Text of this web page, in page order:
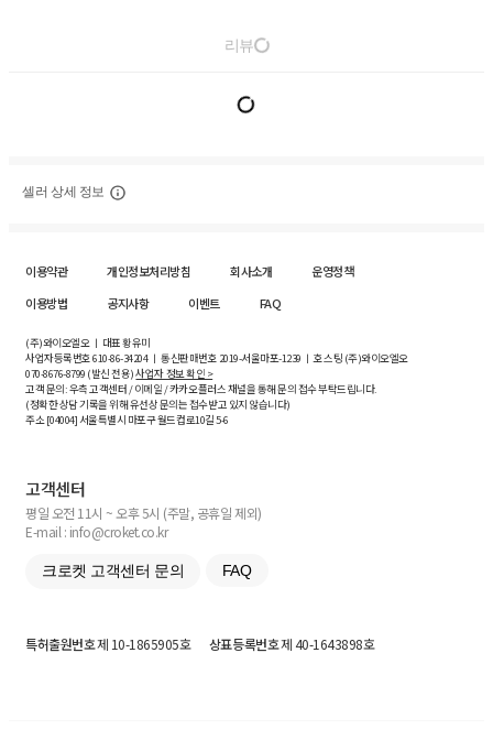
리뷰
셀러 상세 정보
이용약관 개인정보처리방침 회사소개
운영정책
이용방법
공지사항 이벤트 FAQ
(주)와이오엘오 ㅣ 대표 황유미
사업자등록번호610-86-34204ㅣ 통신판매번호 2019-서울마포-1239 ㅣ 호스팅 (주)와이오엘오
070-8676-8799 (발신 전용)사업자 정보 확인 >
고객 문의: 우측 고객센터 / 이메일 / 카카오플러스 채널을 통해 문의 접수 부탁드립니다.
(정확한 상담 기록을 위해 유선상 문의는 접수받고 있지 않습니다)
주소 [04004] 서울특별시 마포구 월드컵로10길5-6
고객센터
평일 오전 11시 ~ 오후 5시 (주말, 공휴일 제외)
E-mail : info@croket.co.kr
크로켓 고객센터 문의 FAQ
특허출원번호제 10-1865905호 상표등록번호제 40-1643898호